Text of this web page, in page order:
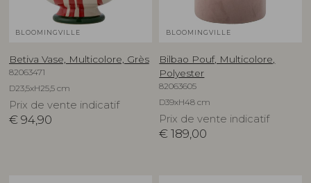
BLOOMINGVILLE
Betiva Vase, Multicolore, Grès
82063471
D23,5xH25,5 cm
Prix de vente indicatif
€ 94,90
BLOOMINGVILLE
Bilbao Pouf, Multicolore,
Polyester
82063605
D39xH48 cm
Prix de vente indicatif
€ 189,00